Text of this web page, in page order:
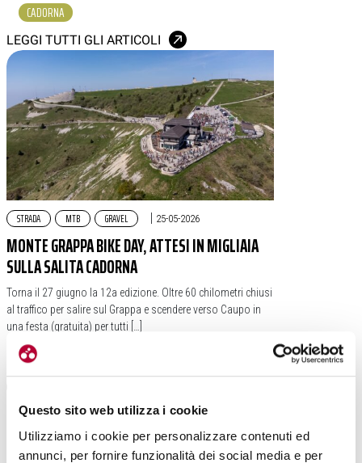
Questo sito web utilizza i cookie
Utilizziamo i cookie per personalizzare contenuti ed
annunci, per fornire funzionalità dei social media e per
CADORNA
LEGGI TUTTI GLI ARTICOLI
STRADA MTB GRAVEL | 25-05-2026
MONTE GRAPPA BIKE DAY, ATTESI IN MIGLIAIA
SULLA SALITA CADORNA
Torna il 27 giugno la 12a edizione. Oltre 60 chilometri chiusi
al traffico per salire sul Grappa e scendere verso Caupo in
una festa (gratuita) per tutti […]
#VENETO